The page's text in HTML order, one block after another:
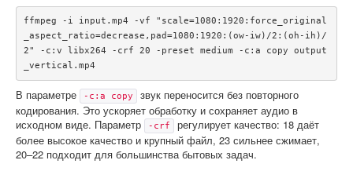
ffmpeg -i input.mp4 -vf "scale=1080:1920:force_original
_aspect_ratio=decrease,pad=1080:1920:(ow-iw)/2:(oh-ih)/
2" -c:v libx264 -crf 20 -preset medium -c:a copy output
В параметре -c:a copy
звук переносится без повторного
кодирования. Это ускоряет обработку и сохраняет аудио в
исходном виде. Параметр
-crf
регулирует качество: 18 даёт
более высокое качество и крупный файл, 23 сильнее сжимает,
20–22 подходит для большинства бытовых задач.